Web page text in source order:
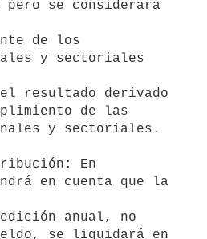
pero se considerará
de los
y sectoriales
resultado derivado
de las
y sectoriales.
En
en cuenta que la
anual, no
se liquidará en